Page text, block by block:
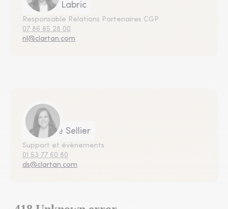
Noémie Labric
Responsable Relations Partenaires CGP
07 86 85 28 00
nl@clartan.com
Delphine Sellier
Support et évènements
01 53 77 60 80
ds@clartan.com